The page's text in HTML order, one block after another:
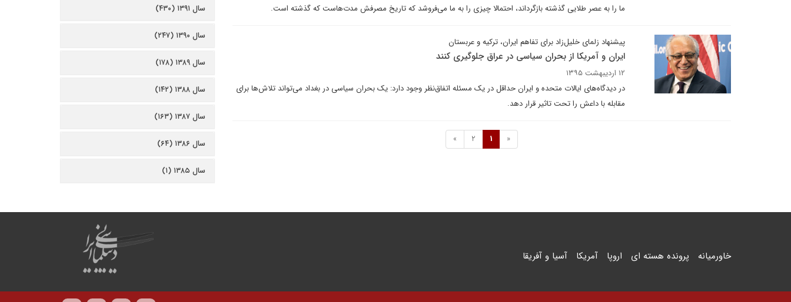
ما را به عصر طلایی گذشته بازگرداند، احتمالا چیزی را به ما می‌فروشد که تاریخ مصرفش مدت‌هاست که گذشته است.
پیشنهاد زلمای خلیل‌زاد برای تفاهم ایران، ترکیه و عربستان
ایران و آمریکا از بحران سیاسی در عراق جلوگیری کنند
۱۲ اردیبهشت ۱۳۹۵
در دیدگاه‌های ایالات متحده و ایران حداقل در یک مسئله اتفاق‌نظر وجود دارد: یک بحران سیاسی در بغداد می‌تواند تلاش‌ها برای
مقابله با داعش را تحت تاثیر قرار دهد.
«
1
2
»
سال ۱۳۹۱ (۴۳۰)
سال ۱۳۹۰ (۲۴۷)
سال ۱۳۸۹ (۱۷۸)
سال ۱۳۸۸ (۱۴۲)
سال ۱۳۸۷ (۱۶۳)
سال ۱۳۸۶ (۶۴)
سال ۱۳۸۵ (۱)
خاورمیانه پرونده هسته ای اروپا آمریکا آسیا و آفریقا